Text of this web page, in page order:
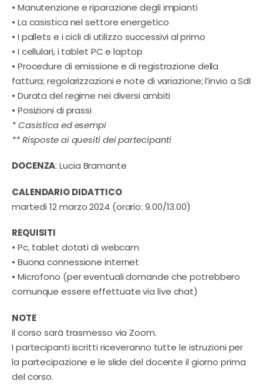
• Manutenzione e riparazione degli impianti
• La casistica nel settore energetico
• I pallets e i cicli di utilizzo successivi al primo
• I cellulari, i tablet PC e laptop
• Procedure di emissione e di registrazione della
fattura; regolarizzazioni e note di variazione; l’invio a SdI
• Durata del regime nei diversi ambiti
• Posizioni di prassi
* Casistica ed esempi
** Risposte ai quesiti dei partecipanti
DOCENZA: Lucia Bramante
CALENDARIO DIDATTICO
martedì 12 marzo 2024 (orario: 9.00/13.00)
REQUISITI
• Pc, tablet dotati di webcam
• Buona connessione internet
• Microfono (per eventuali domande che potrebbero
comunque essere effettuate via live chat)
NOTE
Il corso sarà trasmesso via Zoom.
I partecipanti iscritti riceveranno tutte le istruzioni per
la partecipazione e le slide del docente il giorno prima
del corso.